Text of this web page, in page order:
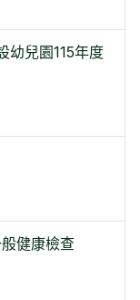
幼兒園115年度
健康檢查